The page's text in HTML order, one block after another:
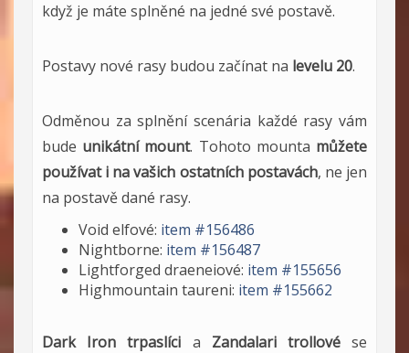
když je máte splněné na jedné své postavě.
Postavy nové rasy budou začínat na levelu 20.
Odměnou za splnění scenária každé rasy vám
bude unikátní mount. Tohoto mounta můžete
používat i na vašich ostatních postavách, ne jen
na postavě dané rasy.
Void elfové: item #156486
Nightborne: item #156487
Lightforged draeneiové: item #155656
Highmountain taureni: item #155662
Dark Iron trpaslíci a Zandalari trollovése